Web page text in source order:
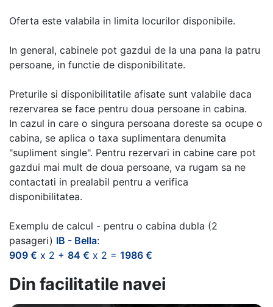
Oferta este valabila in limita locurilor disponibile.
In general, cabinele pot gazdui de la una pana la patru
persoane, in functie de disponibilitate.
Preturile si disponibilitatile afisate sunt valabile daca
rezervarea se face pentru doua persoane in cabina.
In cazul in care o singura persoana doreste sa ocupe o
cabina, se aplica o taxa suplimentara denumita
"supliment single". Pentru rezervari in cabine care pot
gazdui mai mult de doua persoane, va rugam sa ne
contactati in prealabil pentru a verifica
disponibilitatea.
Exemplu de calcul - pentru o cabina dubla (2
pasageri) IB - Bella:
909 € x 2 + 84 € x 2 = 1986 €
Din facilitatile navei